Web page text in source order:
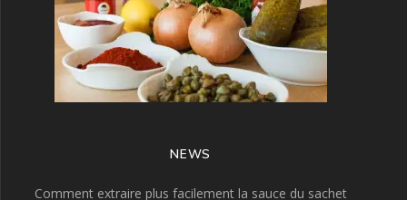
NEWS
Comment extraire plus facilement la sauce du sachet